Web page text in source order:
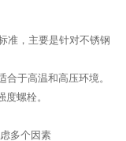
准，主要是针对不锈钢
于高温和高压环境。
螺栓。
多个因素